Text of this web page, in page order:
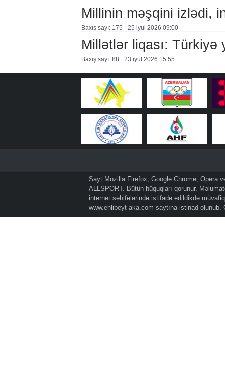
Millinin məşqini izlədi,
Baxış sayı: 175 25 i̇yul 2026 09:00
Millətlər liqası: Türkiyə
Baxış sayı: 88 23 i̇yul 2026 15:55
Sayt Mozilla Firefox, Google Chrome, Opera
ALLSPORT. Bütün hüquqları qorunur.
internet səhifələrində istifadə edildikdə
www.ehlibeyt-aka.com saytına istinad olunub.